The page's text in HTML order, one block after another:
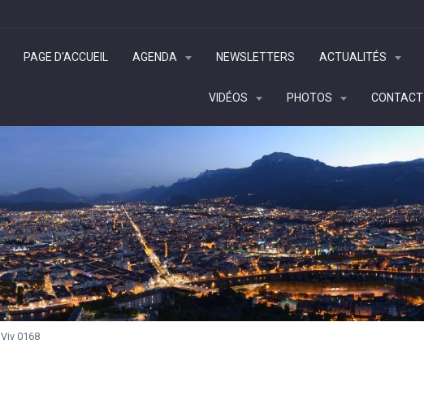
PAGE D'ACCUEIL AGENDA NEWSLETTERS ACTUALITÉS
VIDÉOS PHOTOS CONTACT
Viv 0168